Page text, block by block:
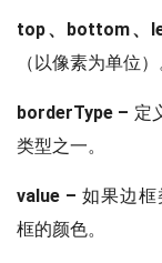
top、bottom、
（以像素为单位）
borderType – 定
类型之一。
value – 如果边框
框的颜色。